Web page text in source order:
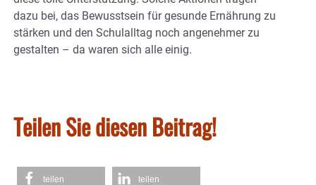
dazu bei, das Bewusstsein für gesunde Ernährung zu
stärken und den Schulalltag noch angenehmer zu
gestalten – da waren sich alle einig.
Teilen Sie diesen Beitrag!
teilen teilen